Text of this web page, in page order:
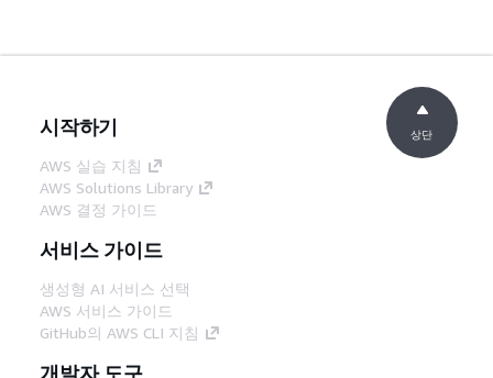
시작하기
AWS 실습 지침
AWS Solutions Library
AWS 결정 가이드
서비스 가이드
생성형 AI 서비스 선택
AWS 서비스 가이드
GitHub의 AWS CLI 지침
개발자 도구
상단